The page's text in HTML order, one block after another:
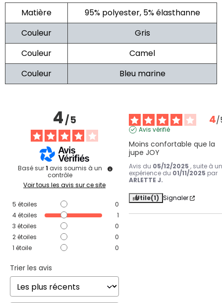
Matière
95% polyester, 5% élasthanne
Couleur
Gris
Couleur
Camel
Couleur
Bleu marine
4/5
Basé sur1 avis soumis à un
contrôle
Voir tous les avis sur ce site
5 étoiles
0
4étoiles
1
3 étoiles
0
2étoiles
0
1 étoile 0
Trier les avis
4/
Avis vérifié
Moins confortable que la
jupe JOY
Avis du 05/12/2025 , suite à
expérience du 01/11/2025 par
ARLETTE J.
Utile(1) Signaler